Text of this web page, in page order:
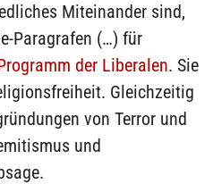
Miteinander sind,
Paragrafen (…) für
der Liberalen. Sie
Gleichzeitig
von Terror und
und